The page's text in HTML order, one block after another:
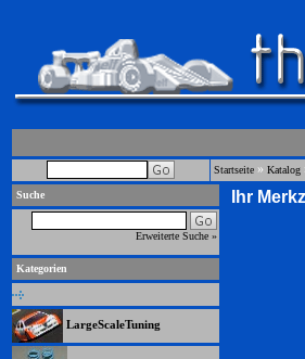
Startseite » Katalog
Suche
Erweiterte Suche »
Kategorien
LargeScaleTuning
Ihr